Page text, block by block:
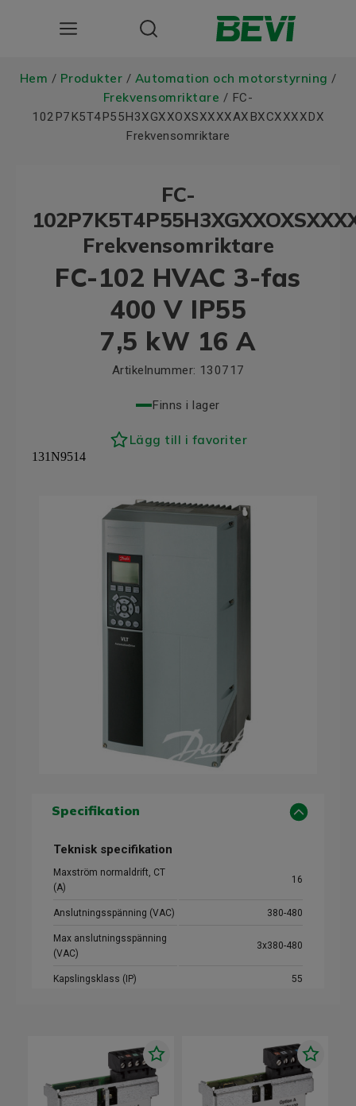
Produkter
Användningsområden
Om oss
Registrera dig Här
Choose language
Hem / Produkter / Automation och motorstyrning /
Frekvensomriktare / FC-
102P7K5T4P55H3XGXXOXSXXXXAXBXCXXXXDX
Frekvensomriktare
FC-
Frekvensomriktare
FC-102 HVAC 3-fas
400 V IP55
7,5 kW 16 A
Artikelnummer: 130717
Finns i lager
Lägg till i favoriter
131N9514
Specifikation
Teknisk specifikation
Maxström normaldrift, CT
(A)
16
Anslutningsspänning (VAC) 380-480
Max anslutningsspänning
(VAC)
3x380-480
Kapslingsklass (IP) 55
3x0-380/480
Frekvensområde (Hz) 0-590
Tillverkare Danfoss